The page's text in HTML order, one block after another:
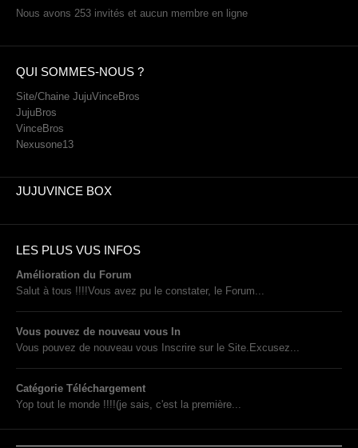
Nous avons 253 invités et aucun membre en ligne
QUI SOMMES-NOUS ?
Site/Chaine JujuVinceBros
JujuBros
VinceBros
Nexusone13
JUJUVINCE BOX
LES PLUS VUS INFOS
Amélioration du Forum
Salut à tous !!!!Vous avez pu le constater, le Forum...
Vous pouvez de nouveau vous In
Vous pouvez de nouveau vous Inscrire sur le Site.Excusez...
Catégorie Téléchargement
Yop tout le monde !!!!(je sais, c'est la première...